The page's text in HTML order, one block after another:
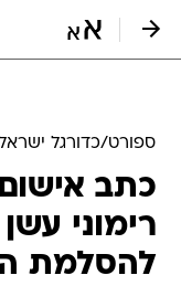
ספורט/כדורגל
כתב
רימוני עשן
להסלמת